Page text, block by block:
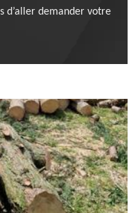
d’aller demander votre